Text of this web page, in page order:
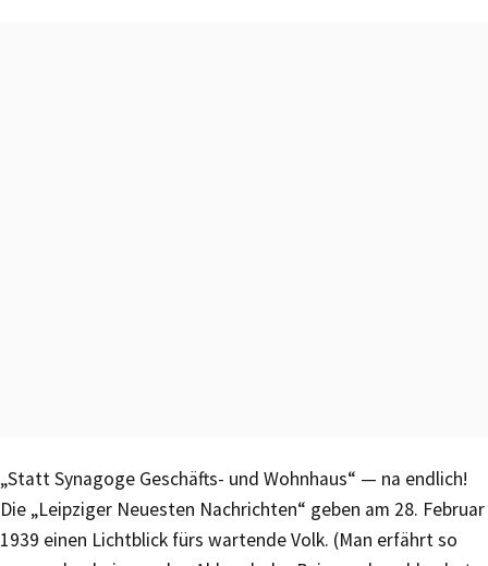
„Statt Synagoge Geschäfts- und Wohnhaus“ — na endlich!
Die „Leipziger Neuesten Nachrichten“ geben am 28. Februar
1939 einen Lichtblick fürs wartende Volk. (Man erfährt so